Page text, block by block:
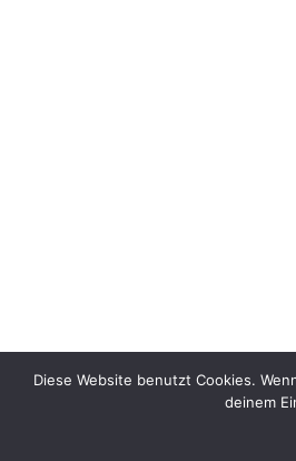
Diese Website benutzt Cookies.
deinem